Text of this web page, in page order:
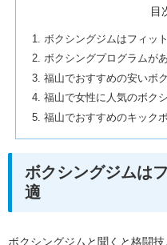
目
ボクシングジムはフィッ
ボクシングプログラムが
福山でおすすめの安いボ
福山で女性に人気のボク
福山でおすすめのキック
ボクシングジムは
適
ボクシングジムと聞くと格闘